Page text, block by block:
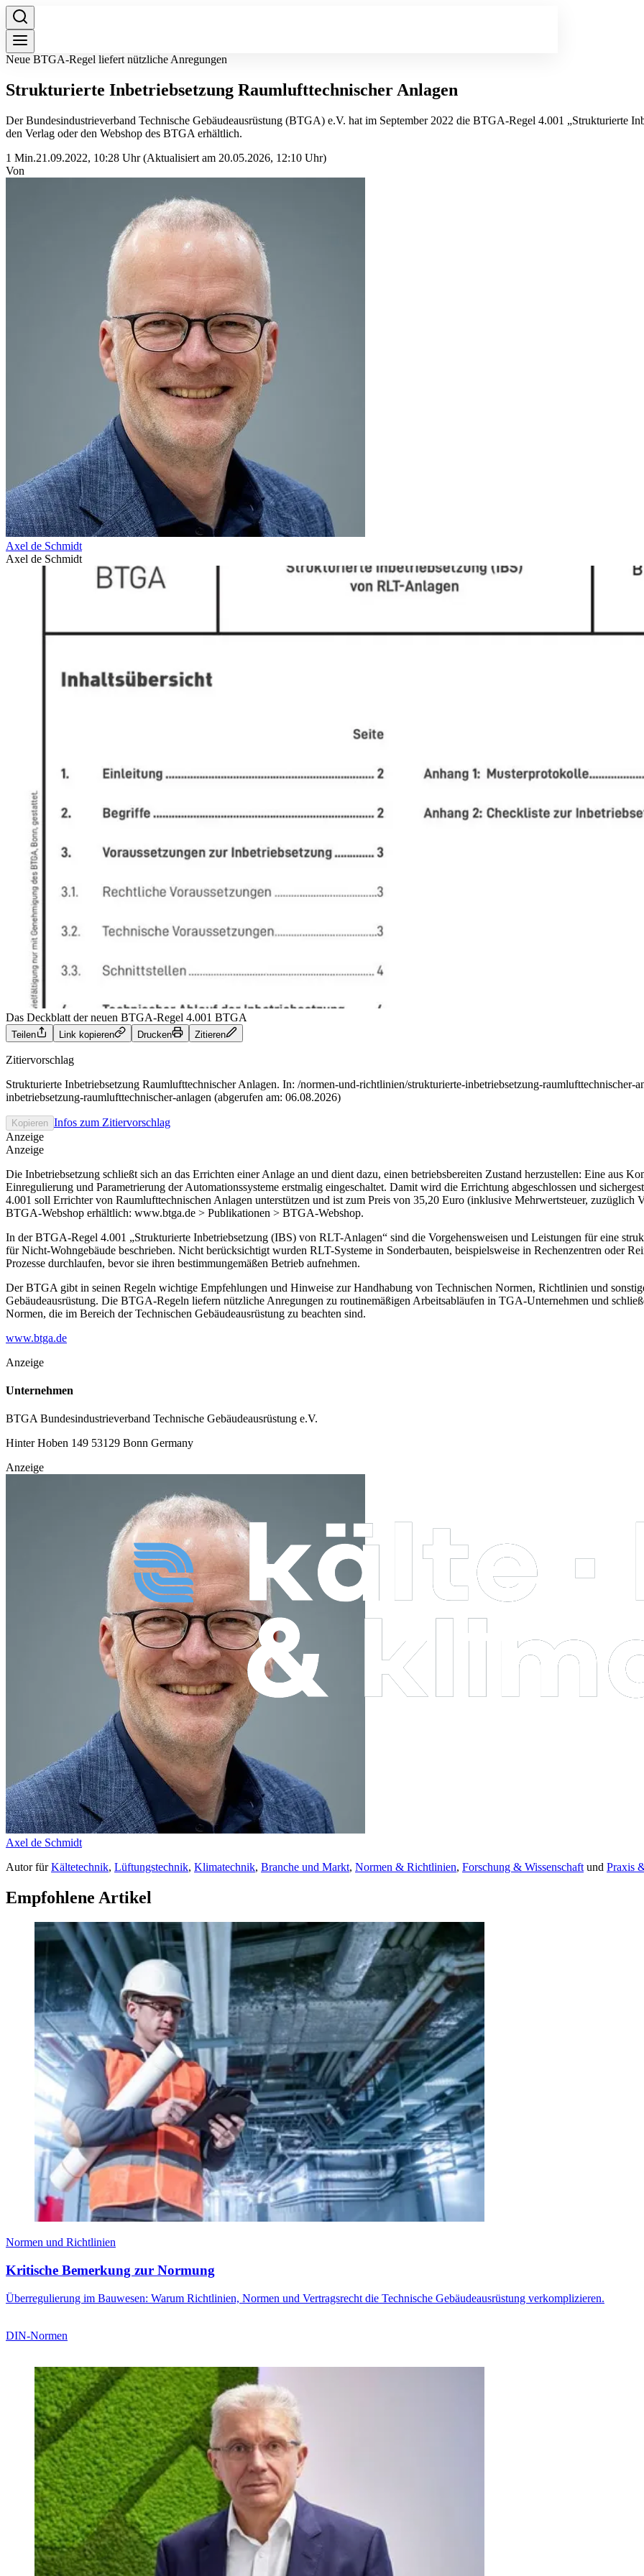
Neue BTGA-Regel liefert nützliche Anregungen
Strukturierte Inbetriebsetzung Raumlufttechnischer Anlagen
Der Bundesindustrieverband Technische Gebäudeausrüstung (BTGA) e.V. hat im September 2022 die BTGA-Regel 4.001 „Strukturierte
den Verlag oder den Webshop des BTGA erhältlich.
1 Min.21.09.2022, 10:28 Uhr(Aktualisiert am 20.05.2026, 12:10 Uhr)
Von
Axel de Schmidt
Axel de Schmidt
Das Deckblatt der neuen BTGA-Regel 4.001 BTGA
Teilen Link kopieren Drucken Zitieren
Zitiervorschlag
Strukturierte Inbetriebsetzung Raumlufttechnischer Anlagen. In: /normen-und-richtlinien/strukturierte-inbetriebsetzung-
inbetriebsetzung-raumlufttechnischer-anlagen (abgerufen am: 06.08.2026)
Kopieren Infos zum Zitiervorschlag
Anzeige
Anzeige
Die Inbetriebsetzung schließt sich an das Errichten einer Anlage an und dient dazu, einen betriebsbereiten Zustand herzustellen: Eine aus
Einregulierung und Parametrierung der Automationssysteme erstmalig eingeschaltet. Damit wird die Errichtung abgeschlossen und
4.001 soll Errichter von Raumlufttechnischen Anlagen unterstützen und ist zum Preis von 35,20 Euro (inklusive Mehrwertsteuer, zuzüglich
BTGA-Webshop erhältlich: www.btga.de > Publikationen > BTGA-Webshop.
In der BTGA-Regel 4.001 „Strukturierte Inbetriebsetzung (IBS) von RLT-Anlagen“ sind die Vorgehensweisen und Leistungen für eine
für Nicht-Wohngebäude beschrieben. Nicht berücksichtigt wurden RLT-Systeme in Sonderbauten, beispielsweise in Rechenzentren oder
Prozesse durchlaufen, bevor sie ihren bestimmungemäßen Betrieb aufnehmen.
Der BTGA gibt in seinen Regeln wichtige Empfehlungen und Hinweise zur Handhabung von Technischen Normen, Richtlinien und
Gebäudeausrüstung. Die BTGA-Regeln liefern nützliche Anregungen zu routinemäßigen Arbeitsabläufen in TGA-Unternehmen und
Normen, die im Bereich der Technischen Gebäudeausrüstung zu beachten sind.
www.btga.de
Anzeige
Unternehmen
BTGA Bundesindustrieverband Technische Gebäudeausrüstung e.V.
Hinter Hoben 149 53129 Bonn Germany
Anzeige
Axel de Schmidt
AutorfürKältetechnik, Lüftungstechnik, Klimatechnik, Branche und Markt, Normen & Richtlinien, Forschung & Wissenschaft und Praxis
Empfohlene Artikel
Normen und Richtlinien
Kritische Bemerkung zur Normung
Überregulierung im Bauwesen: Warum Richtlinien, Normen und Vertragsrecht die Technische Gebäudeausrüstung verkomplizieren.
DIN-Normen